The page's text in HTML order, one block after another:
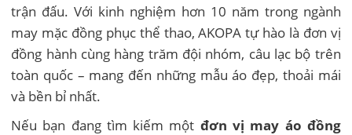
trận đấu. Với kinh nghiệm hơn 10 năm trong ngành
may mặc đồng phục thể thao, AKOPA tự hào là đơn vị
đồng hành cùng hàng trăm đội nhóm, câu lạc bộ trên
toàn quốc – mang đến những mẫu áo đẹp, thoải mái
và bền bỉ nhất.
Nếu bạn đang tìm kiếm một đơn vị may áo đồng